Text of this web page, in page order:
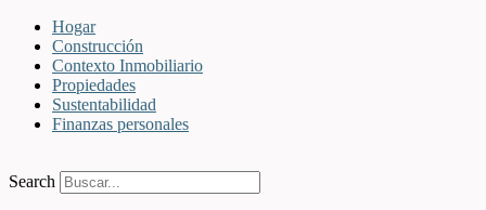
Hogar
Construcción
Contexto Inmobiliario
Propiedades
Sustentabilidad
Finanzas personales
Search